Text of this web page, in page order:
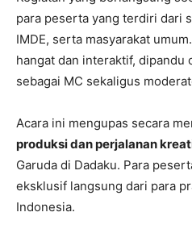
para peserta yang terdiri dari
IMDE, serta masyarakat
hangat dan interaktif, dipandu
sebagai MC sekaligus
Acara ini mengupas secara
produksi dan perjalanan
Garuda di Dadaku. Para
eksklusif langsung dari para
Indonesia.